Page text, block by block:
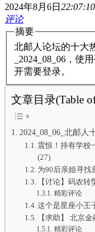
2024年8月6日 22:07:10
评论
摘要
北邮人论坛的十大
_2024_08_06，使
开需要登录。
文章目录(Table
2024_08_06_北邮人
震惊！持有学校
(27)
为90后亲姐寻找
【讨论】码农
精彩评论
这个是星座小王
【求助】 北京
精彩评论